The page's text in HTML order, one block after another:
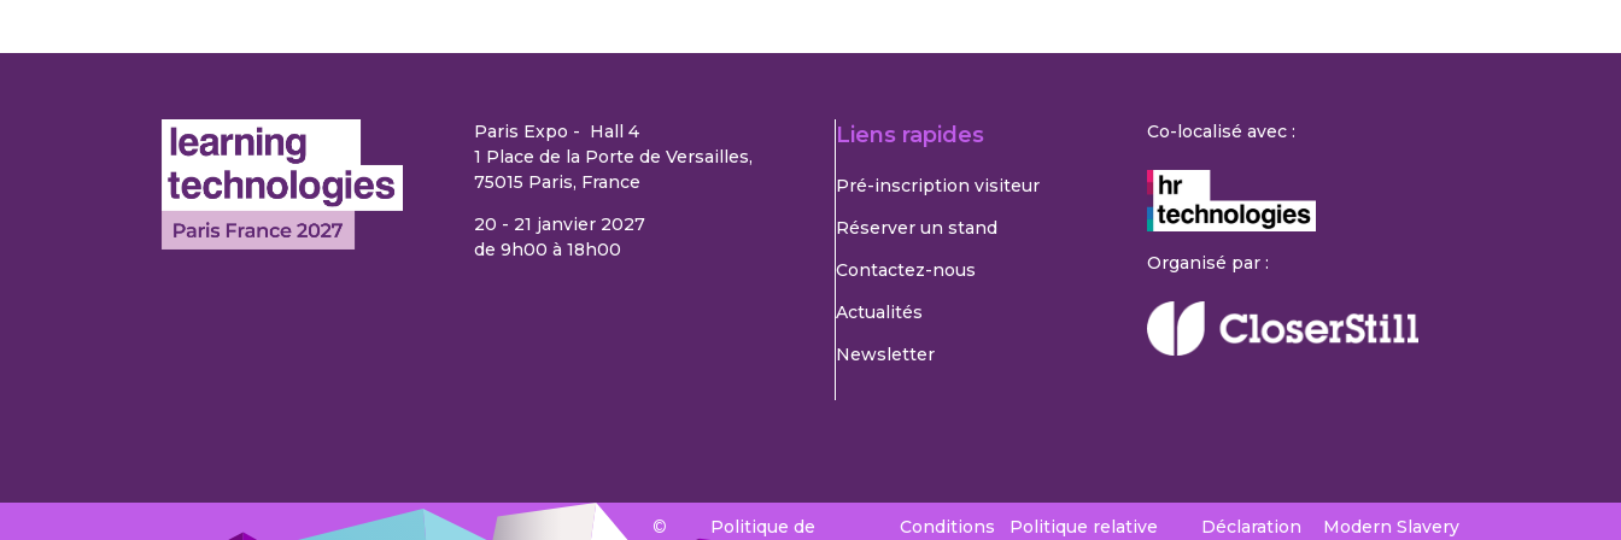
Paris Expo - Hall 4
1 Place de la Porte de Versailles,
75015 Paris, France
20 - 21 janvier 2027
de 9h00 à 18h00
Liens rapides
Pré-inscription visiteur
Réserver un stand
Contactez-nous
Actualités
Newsletter
Co-localisé avec :
Organisé par :
© Politique de Conditions Politique relative Déclaration Modern Slavery